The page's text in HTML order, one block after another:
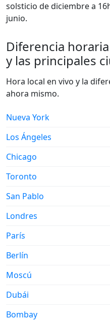
solsticio de diciembre a
junio.
Diferencia
y las principales
Hora local en vivo y la
ahora mismo.
Nueva York
Los Ángeles
Chicago
Toronto
San Pablo
Londres
París
Berlín
Moscú
Dubái
Bombay